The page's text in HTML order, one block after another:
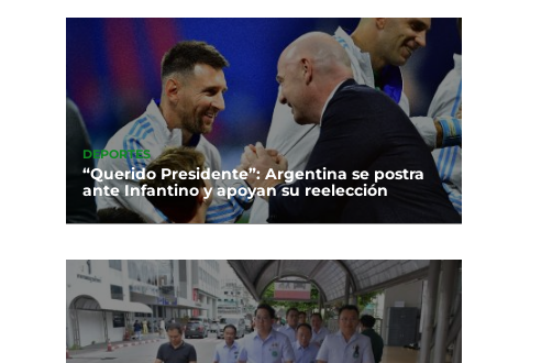
DEPORTES
“Querido Presidente”: Argentina se postra
ante Infantino y apoyan su reelección